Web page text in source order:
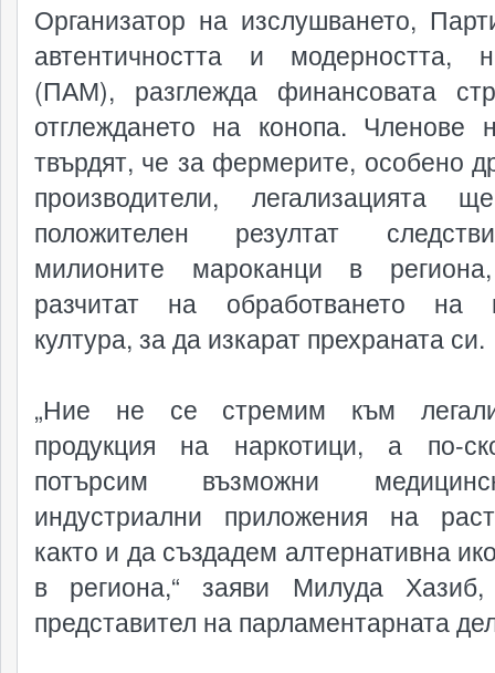
Организатор на изслушването,
автентичността и модерността,
(ПАМ), разглежда финансовата
отглеждането на конопа.
твърдят, че за фермерите, особено
производители, легализацията
положителен резултат
милионите мароканци в
разчитат на обработването на
култура, за да изкарат прехраната си.
„Ние не се стремим към
продукция на наркотици, а по-
потърсим възможни
индустриални приложения на
както и да създадем алтернативна
в региона,“ заяви Милуда Хазиб,
представител на парламентарната